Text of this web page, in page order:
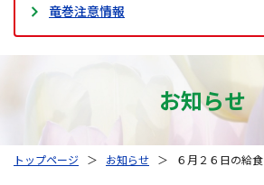
竜巻注意情報
お知らせ
トップページ ＞ お知らせ ＞ ６月２６日の給食